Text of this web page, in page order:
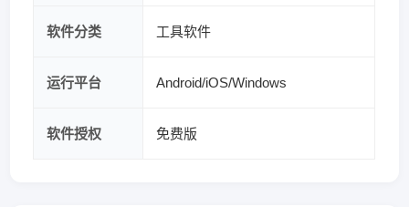
软件分类 工具软件
运行平台 Android/iOS/Windows
软件授权 免费版